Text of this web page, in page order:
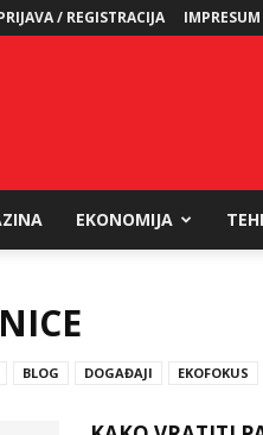
/ REGISTRACIJA IMPRESUM
EKONOMIJA
BLOG DOGAĐAJI EKOFOKUS